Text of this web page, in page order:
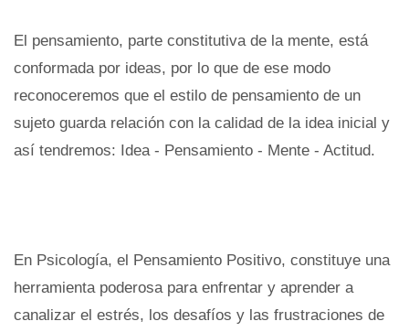
El pensamiento, parte constitutiva de la mente, está
conformada por ideas, por lo que de ese modo
reconoceremos que el estilo de pensamiento de un
sujeto guarda relación con la calidad de la idea inicial y
así tendremos: Idea - Pensamiento - Mente - Actitud.
En Psicología, el Pensamiento Positivo, constituye una
herramienta poderosa para enfrentar y aprender a
canalizar el estrés, los desafíos y las frustraciones de